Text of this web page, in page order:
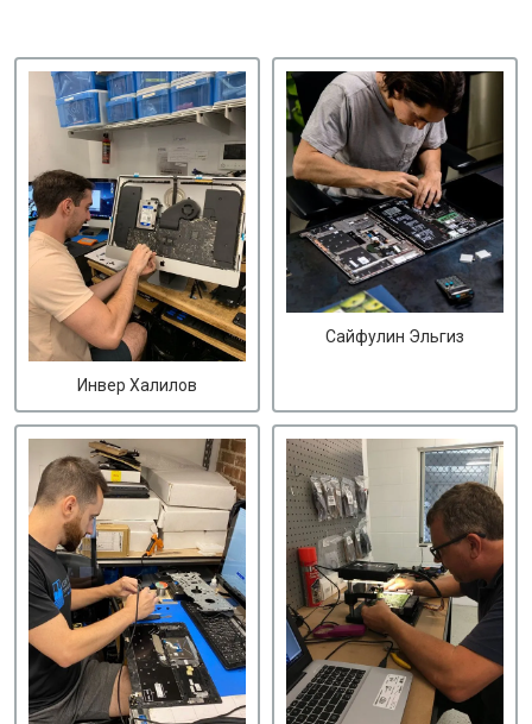
Инвер Халилов
Сайфулин Эльгиз